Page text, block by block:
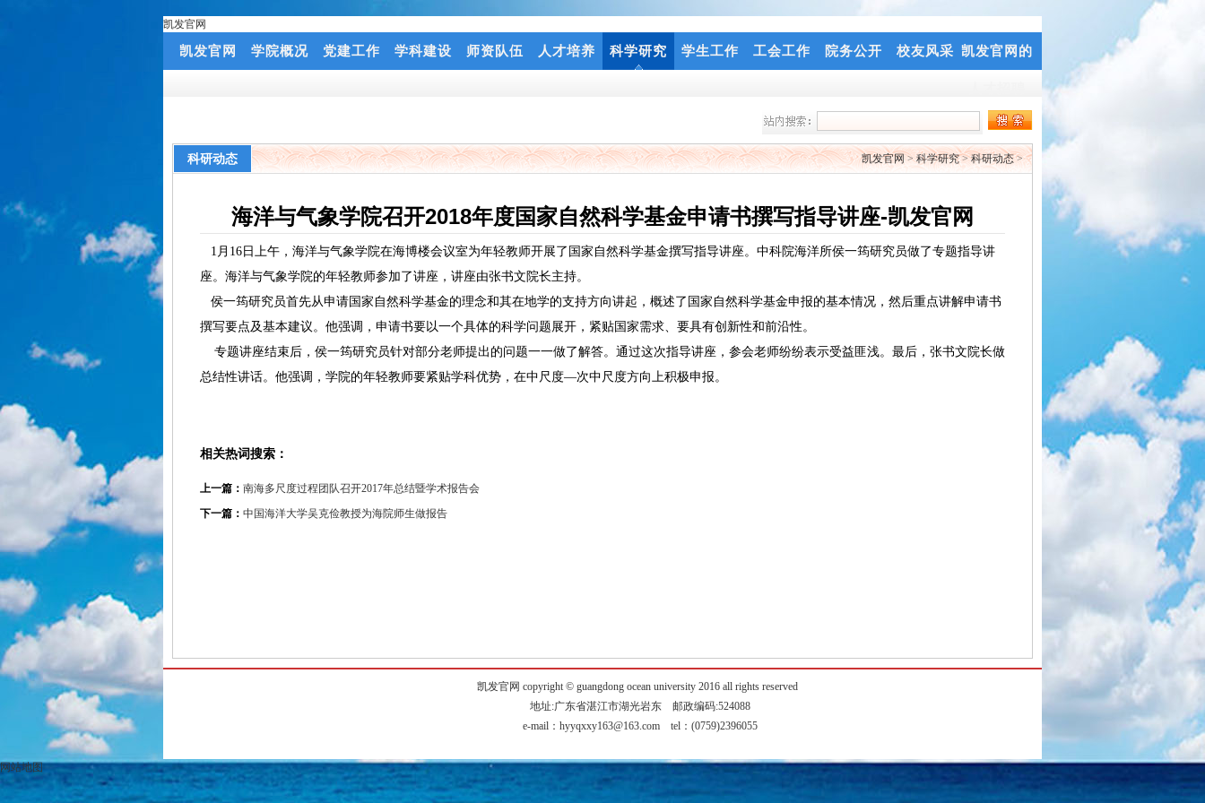
凯发官网
凯发官网 学院概况 党建工作 学科建设 师资队伍 人才培养 科学研究 学生工作 工会工作 院务公开 校友风采 凯发官网的
科研动态 凯发官网>科学研究>科研动态>
海洋与气象学院召开2018年度国家自然科学基金申请书撰写指导讲座-凯发官网
1月16日上午，海洋与气象学院在海博楼会议室为年轻教师开展了国家自然科学基金撰写指导讲座。中科院海洋所侯一筠研究员做了专题指导讲
座。海洋与气象学院的年轻教师参加了讲座，讲座由张书文院长主持。
侯一筠研究员首先从申请国家自然科学基金的理念和其在地学的支持方向讲起，概述了国家自然科学基金申报的基本情况，然后重点讲解申请书
撰写要点及基本建议。他强调，申请书要以一个具体的科学问题展开，紧贴国家需求、要具有创新性和前沿性。
专题讲座结束后，侯一筠研究员针对部分老师提出的问题一一做了解答。通过这次指导讲座，参会老师纷纷表示受益匪浅。最后，张书文院长做
总结性讲话。他强调，学院的年轻教师要紧贴学科优势，在中尺度—次中尺度方向上积极申报。
相关热词搜索：
上一篇： 南海多尺度过程团队召开2017年总结暨学术报告会
下一篇： 中国海洋大学吴克俭教授为海院师生做报告
凯发官网 copyright © guangdong ocean university 2016 all rights reserved
地址:广东省湛江市湖光岩东 邮政编码:524088
e-mail： hyyqxxy163@163.comtel：(0759)2396055
网站地图